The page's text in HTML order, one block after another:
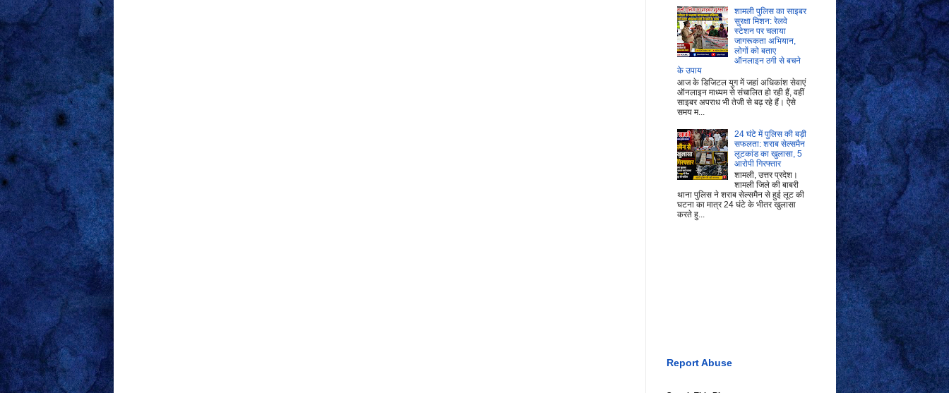
शामली पुलिस का साइबर
सुरक्षा मिशन: रेलवे
स्टेशन पर चलाया
जागरूकता अभियान,
लोगों को बताए
ऑनलाइन ठगी से बचने
के उपाय
आज के डिजिटल युग में जहां अधिकांश सेवाएं
ऑनलाइन माध्यम से संचालित हो रही हैं, वहीं
साइबर अपराध भी तेजी से बढ़ रहे हैं। ऐसे
समय म...
24 घंटे में पुलिस की बड़ी
सफलता: शराब सेल्समैन
लूटकांड का खुलासा, 5
आरोपी गिरफ्तार
शामली, उत्तर प्रदेश।
शामली जिले की बाबरी
थाना पुलिस ने शराब सेल्समैन से हुई लूट की
घटना का मात्र 24 घंटे के भीतर खुलासा
करते हु...
Report Abuse